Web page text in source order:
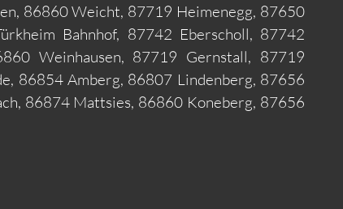
86860 Weicht, 87719 Heimenegg, 87650
Bahnhof, 87742 Eberscholl, 87742
Weinhausen, 87719 Gernstall, 87719
86854 Amberg, 86807 Lindenberg, 87656
86874 Mattsies, 86860 Koneberg, 87656